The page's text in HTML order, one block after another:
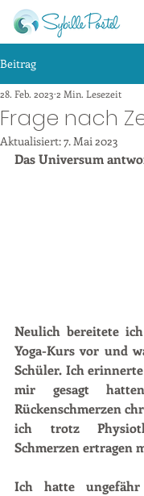
Beitrag
Frage nach
28. Feb. 2023 2 Min. Lesezeit
Aktualisiert:7. Mai 2023
Das Universum
Neulich bereitete
Yoga-Kurs vor und
Schüler. Ich
mir gesagt
Rückenschmerzen
ich trotz
Schmerzen ertragen
Ich hatte